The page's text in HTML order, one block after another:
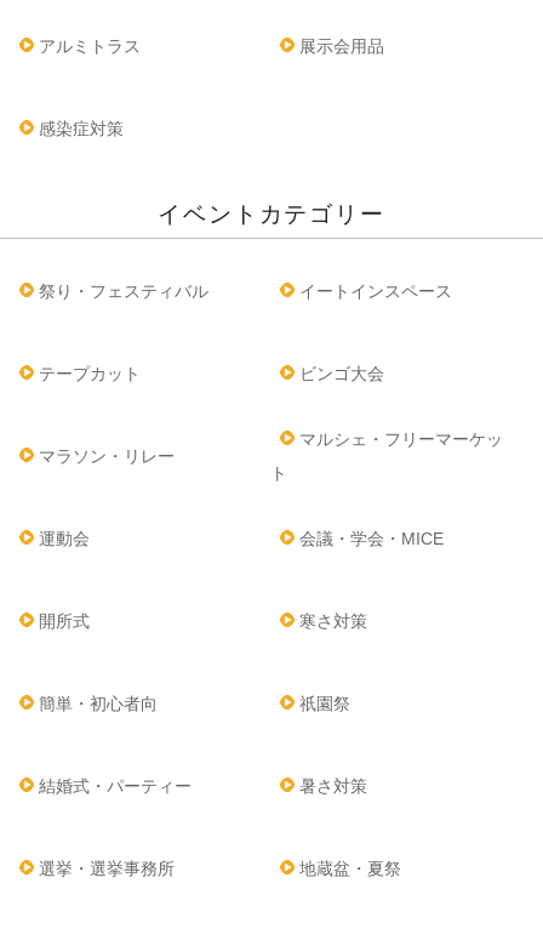
アルミトラス 展示会用品
感染症対策
イベントカテゴリー
祭り・フェスティバル イートインスペース
テープカット ビンゴ大会
マラソン・リレー
マルシェ・フリーマーケッ
ト
運動会 会議・学会・MICE
開所式 寒さ対策
簡単・初心者向 祇園祭
結婚式・パーティー 暑さ対策
選挙・選挙事務所 地蔵盆・夏祭